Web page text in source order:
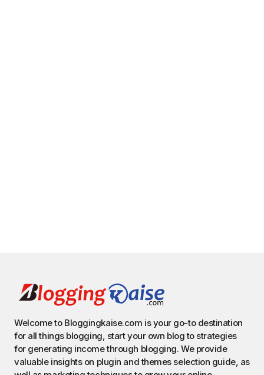
Welcome to Bloggingkaise.com is your go-to destination
for all things blogging, start your own blog to strategies
for generating income through blogging. We provide
valuable insights on plugin and themes selection guide, as